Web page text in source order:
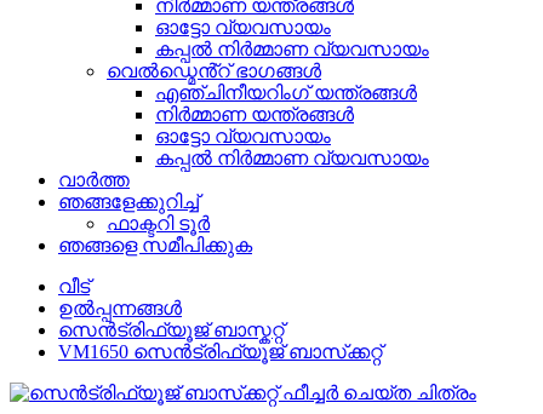
നിർമ്മാണ യന്ത്രങ്ങൾ
ഓട്ടോ വ്യവസായം
കപ്പൽ നിർമ്മാണ വ്യവസായം
വെൽഡ്മെൻ്റ് ഭാഗങ്ങൾ
എഞ്ചിനീയറിംഗ് യന്ത്രങ്ങൾ
നിർമ്മാണ യന്ത്രങ്ങൾ
ഓട്ടോ വ്യവസായം
കപ്പൽ നിർമ്മാണ വ്യവസായം
വാർത്ത
ഞങ്ങളേക്കുറിച്ച്
ഫാക്ടറി ടൂർ
ഞങ്ങളെ സമീപിക്കുക
വീട്
ഉൽപ്പന്നങ്ങൾ
സെൻട്രിഫ്യൂജ് ബാസ്കറ്റ്
VM1650 സെൻട്രിഫ്യൂജ് ബാസ്‌ക്കറ്റ്